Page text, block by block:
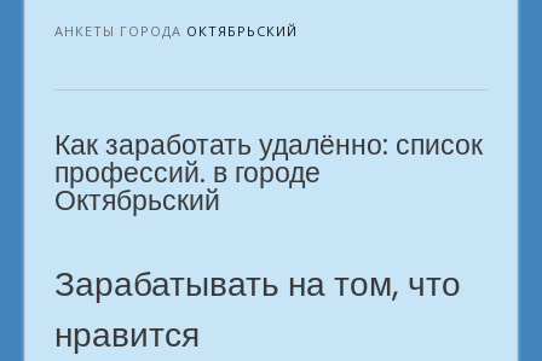
готов
хочет
в
сети
в
городе
АНКЕТЫ ГОРОДА ОКТЯБРЬСКИЙ
Как заработать удалённо: список
профессий. в городе
Октябрьский
Зарабатывать на том, что
нравится